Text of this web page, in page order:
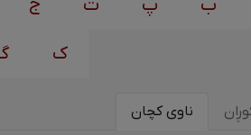
ب پ ت ج
ک
ناوی کچان